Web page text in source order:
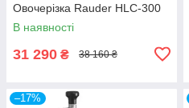
Овочерізка Rauder HLC-300
В наявності
31 290 ₴ 38 160 ₴
–17%